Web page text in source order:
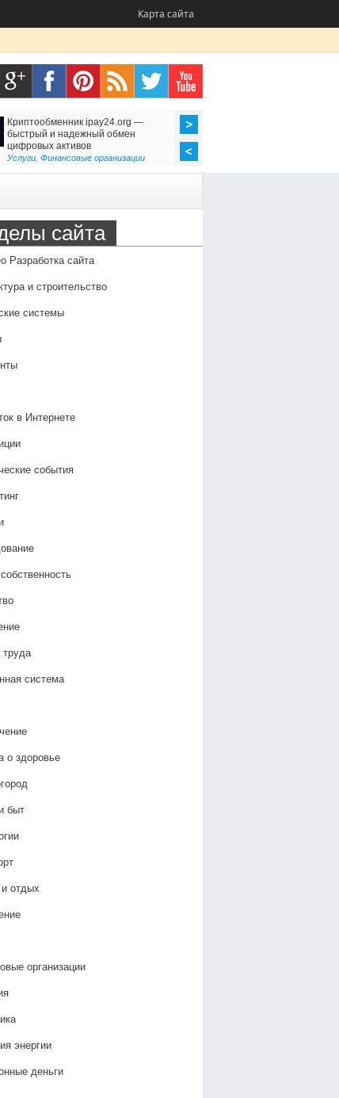
Карта сайта
Криптообменник ipay24.org —
быстрый и надежный обмен
цифровых активов
Услуги, Финансовые организации
сайта
Разработка сайта
и строительство
системы
в Интернете
события
система
о здоровье
быт
отдых
организации
энергии
деньги